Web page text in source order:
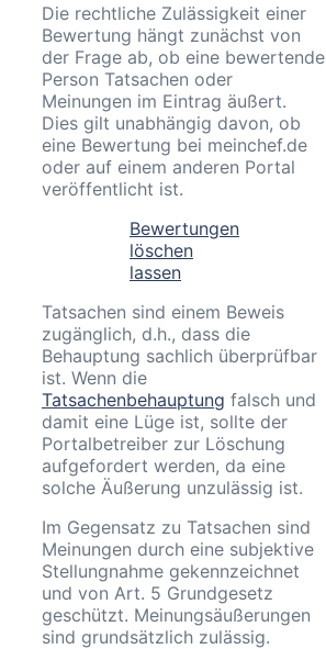
Die rechtliche Zulässigkeit einer
Bewertung hängt zunächst von
der Frage ab, ob eine bewertende
Person Tatsachen oder
Meinungen im Eintrag äußert.
Dies gilt unabhängig davon, ob
eine Bewertung bei meinchef.de
oder auf einem anderen Portal
veröffentlicht ist.
Bewertungen
löschen
lassen
Tatsachen sind einem Beweis
zugänglich, d.h., dass die
Behauptung sachlich überprüfbar
ist. Wenn die
Tatsachenbehauptung falsch und
damit eine Lüge ist, sollte der
Portalbetreiber zur Löschung
aufgefordert werden, da eine
solche Äußerung unzulässig ist.
Im Gegensatz zu Tatsachen sind
Meinungen durch eine subjektive
Stellungnahme gekennzeichnet
und von Art. 5 Grundgesetz
geschützt. Meinungsäußerungen
sind grundsätzlich zulässig.